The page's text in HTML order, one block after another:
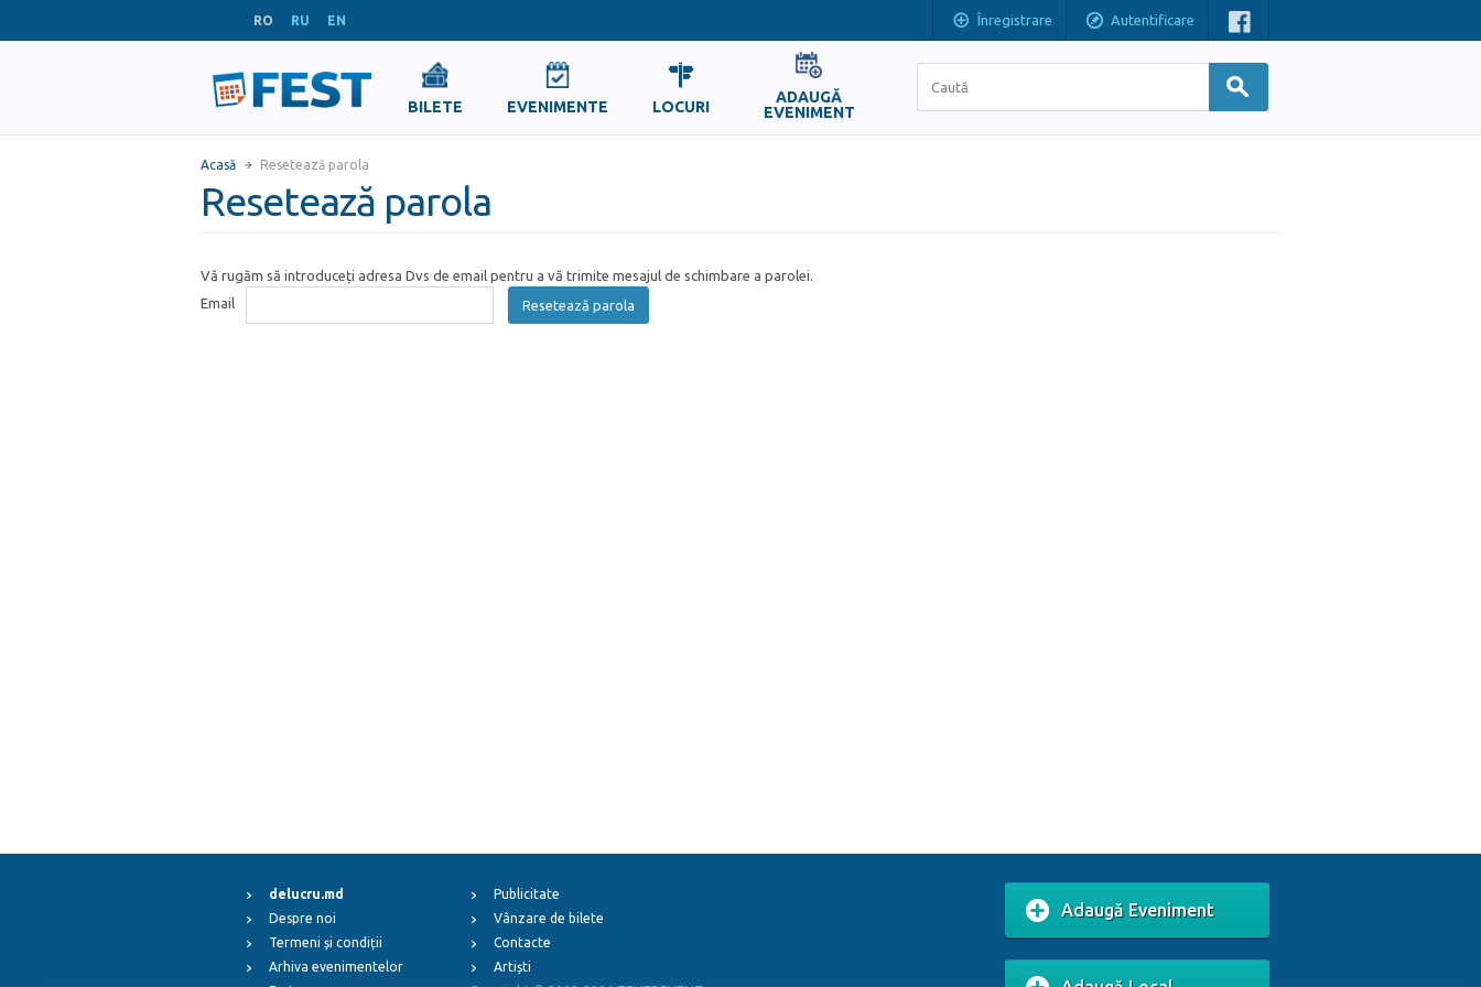
RO RU EN Înregistrare Autentificare
BILETE EVENIMENTE LOCURI
ADAUGĂ
EVENIMENT
Acasă Resetează parola
Resetează parola
Vă rugăm să introduceți adresa Dvs de email pentru a vă trimite mesajul de schimbare a parolei.
Email
Resetează parola
delucru.md
Despre noi
Termeni și condiții
Arhiva evenimentelor
Publicitate
Vânzare de bilete
Contacte
Artiști
Adaugă Eveniment